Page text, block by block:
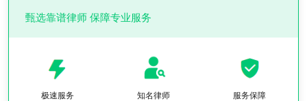
甄选靠谱律师 保障专业服务
极速服务 知名律师 服务保障